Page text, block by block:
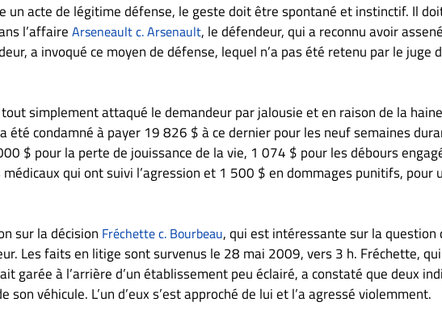
un acte de légitime défense, le geste doit être spontané et instinctif. Il
l’affaire Arseneault c. Arsenault, le défendeur, qui a reconnu avoir
a invoqué ce moyen de défense, lequel n’a pas été retenu par le juge
tout simplement attaqué le demandeur par jalousie et en raison de la
été condamné à payer 19 826 $ à ce dernier pour les neuf semaines
$ pour la perte de jouissance de la vie, 1 074 $ pour les débours
qui ont suivi l’agression et 1 500 $ en dommages punitifs, pour
sur la décision Fréchette c. Bourbeau, qui est intéressante sur la question
Les faits en litige sont survenus le 28 mai 2009, vers 3 h. Fréchette,
garée à l’arrière d’un établissement peu éclairé, a constaté que deux
véhicule. L’un d’eux s’est approché de lui et l’a agressé violemment.